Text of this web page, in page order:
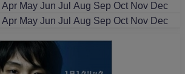
Apr May Jun Jul Aug Sep Oct Nov Dec
Apr May Jun Jul Aug Sep Oct Nov Dec